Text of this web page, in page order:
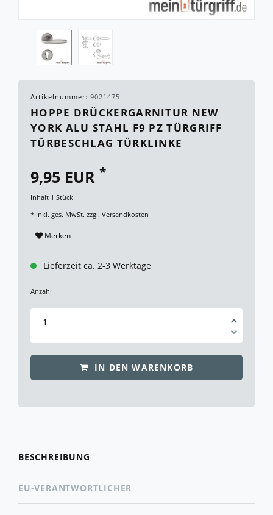
Artikelnummer: 9021475
HOPPE DRÜCKERGARNITUR NEW
YORK ALU STAHL F9 PZ TÜRGRIFF
TÜRBESCHLAG TÜRKLINKE
9,95 EUR *
Inhalt 1 Stück
* inkl. ges. MwSt. zzgl. Versandkosten
Merken
Lieferzeit ca. 2-3 Werktage
Anzahl
IN DEN WARENKORB
BESCHREIBUNG
EU-VERANTWORTLICHER